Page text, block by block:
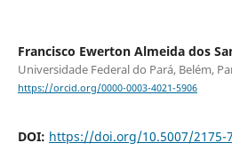
Francisco Ewerton Almeida dos
Universidade Federal do Pará, Belém,
https://orcid.org/0000-0003-4021-5906
DOI: https://doi.org/10.5007/2175-